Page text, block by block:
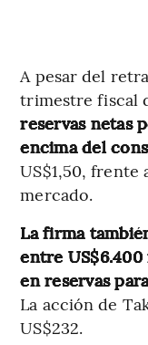
A pesar del
trimestre fiscal
reservas netas
encima del
US$1,50, frente
mercado.
La firma
entre
en reservas
La acción de
US$232.